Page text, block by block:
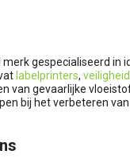
gespecialiseerd in
labelprinters,
van gevaarlijke
bij het verbeteren